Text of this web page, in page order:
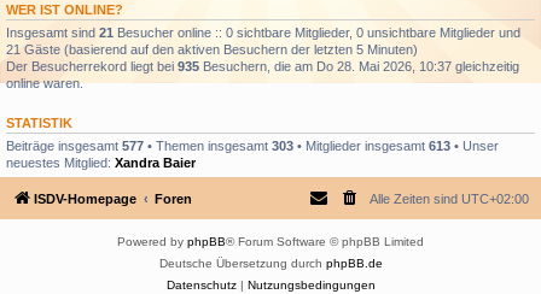
WER IST ONLINE?
Insgesamt sind 21 Besucher online :: 0 sichtbare Mitglieder, 0 unsichtbare Mitglieder und
21 Gäste (basierend auf den aktiven Besuchern der letzten 5 Minuten)
Der Besucherrekord liegt bei 935 Besuchern, die am Do 28. Mai 2026, 10:37 gleichzeitig
online waren.
STATISTIK
Beiträge insgesamt 577 • Themen insgesamt 303 • Mitglieder insgesamt 613 • Unser
neuestes Mitglied: Xandra Baier
ISDV-Homepage Foren Alle Zeiten sind UTC+02:00
Powered by phpBB® Forum Software © phpBB Limited
Deutsche Übersetzung durch phpBB.de
Datenschutz| Nutzungsbedingungen